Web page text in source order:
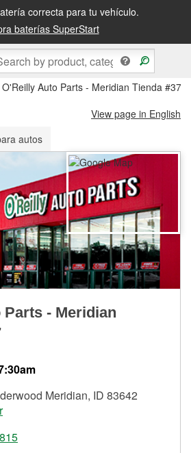
correcta para tu vehículo.
baterías SuperStart
al día siguiente o recógela en la tienda
O'Reilly Auto Parts - Meridian Tienda
View page in English
autos
- Meridian
Meridian, ID 83642